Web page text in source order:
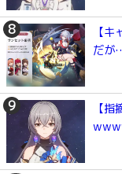
【
だが
【